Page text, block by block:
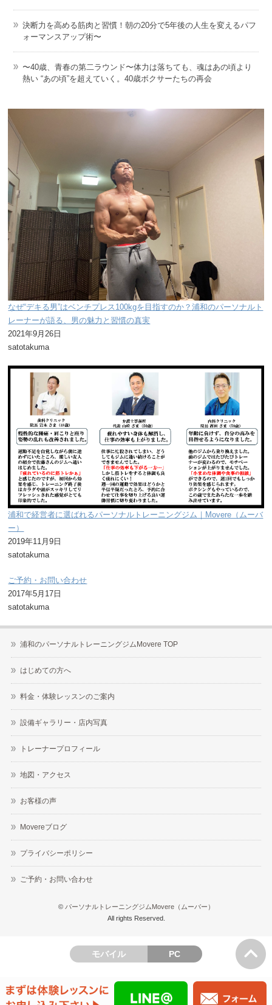
決断力を高める筋肉と習慣！朝の20分で5年後の人生を変えるパフ
ォーマンスアップ術〜
〜40歳、青春の第二ラウンド〜体力は落ちても、魂はあの頃より
熱い “あの頃”を超えていく。40歳ボクサーたちの再会
なぜ“デキる男”はベンチプレス100kgを目指すのか？浦和のパーソナルト
レーナーが語る、男の魅力と習慣の真実
2021年9月26日
satotakuma
浦和で経営者に選ばれるパーソナルトレーニングジム｜Movere（ムーバ
ー）
2019年11月9日
satotakuma
ご予約・お問い合わせ
2017年5月17日
satotakuma
浦和のパーソナルトレーニングジムMovere TOP
はじめての方へ
料金・体験レッスンのご案内
設備ギャラリー・店内写真
トレーナープロフィール
地図・アクセス
お客様の声
Movereブログ
プライバシーポリシー
ご予約・お問い合わせ
© パーソナルトレーニングジムMovere（ムーバー）
All rights Reserved.
モバイル PC